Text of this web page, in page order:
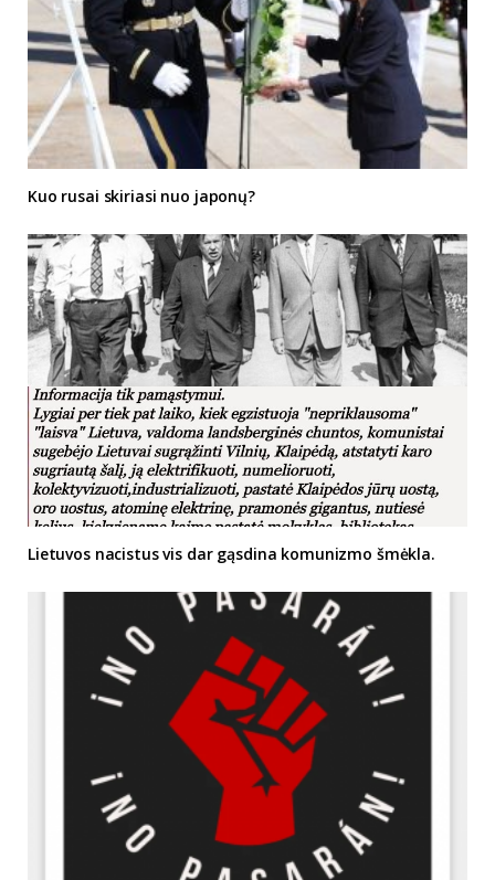
Kuo rusai skiriasi nuo japonų?
Lietuvos nacistus vis dar gąsdina komunizmo šmėkla.